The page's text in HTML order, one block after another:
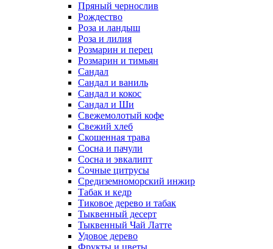
Пряный чернослив
Рождество
Роза и ландыш
Роза и лилия
Розмарин и перец
Розмарин и тимьян
Сандал
Сандал и ваниль
Сандал и кокос
Сандал и Ши
Свежемолотый кофе
Свежий хлеб
Скошенная трава
Сосна и пачули
Сосна и эвкалипт
Сочные цитрусы
Средиземноморский инжир
Табак и кедр
Тиковое дерево и табак
Тыквенный десерт
Тыквенный Чай Латте
Удовое дерево
Фрукты и цветы